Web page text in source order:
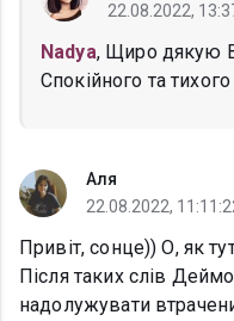
22.08.2022,
Nadya, Щиро дякую
Спокійного та
Аля
22.08.2022,
Привіт, сонце)) О, як
Після таких слів
надолужувати